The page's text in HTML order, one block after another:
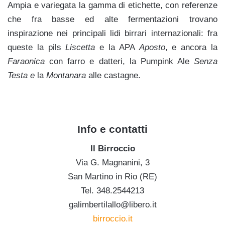
Ampia e variegata la gamma di etichette, con referenze
che fra basse ed alte fermentazioni trovano
inspirazione nei principali lidi birrari internazionali: fra
queste la pilsLiscettae la APAAposto, e ancora la
Faraonica con farro e datteri, la Pumpink Ale Senza
Testa e la Montanara alle castagne.
Info e contatti
Il Birroccio
Via G. Magnanini, 3
San Martino in Rio (RE)
Tel. 348.2544213
galimbertilallo@libero.it
birroccio.it